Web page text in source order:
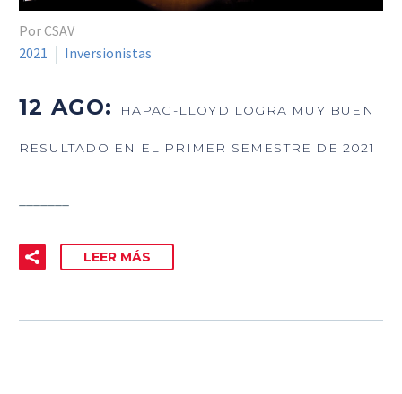
Por CSAV
2021
Inversionistas
12 AGO: HAPAG-LLOYD LOGRA MUY BUEN
RESULTADO EN EL PRIMER SEMESTRE DE 2021
LEER MÁS